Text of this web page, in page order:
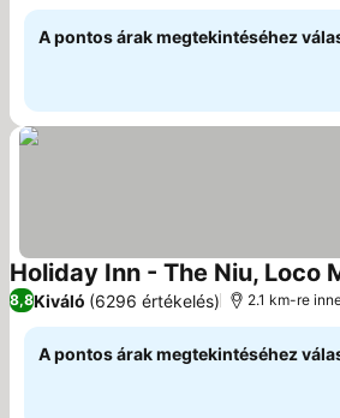
A pontos árak megtekintéséhez
Holiday Inn - The Niu, Loco
8,8Kiváló (6296 értékelés) 2.1 km-re
A pontos árak megtekintéséhez